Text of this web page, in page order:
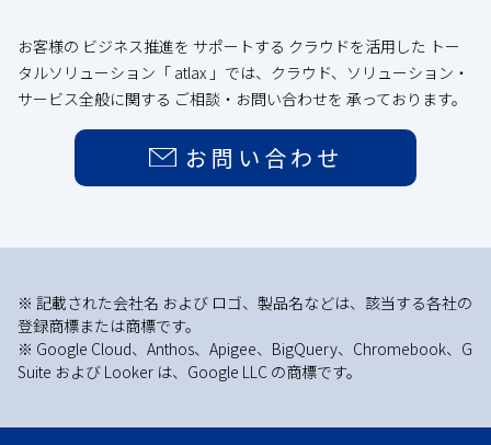
お客様の ビジネス推進を サポートする クラウドを活用した トー
タルソリューション「 atlax 」では、クラウド、ソリューション・
サービス全般に関する ご相談・お問い合わせを 承っております。
お問い合わせ
※ 記載された会社名 および ロゴ、製品名などは、該当する各社の
登録商標または商標です。
※ Google Cloud、Anthos、Apigee、BigQuery、Chromebook、G
Suite および Looker は、Google LLC の商標です。